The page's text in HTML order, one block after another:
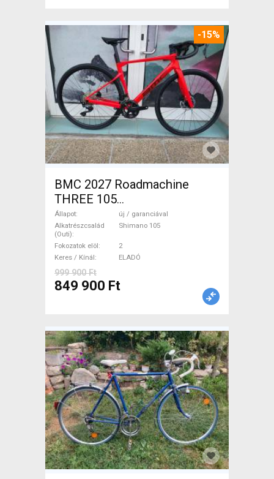
-15%
BMC 2027 Roadmachine
THREE 105
(47,51,54,56,58,61) Országúti
Shimano 105 tárcsafék új /
garanciával ELADÓ
Állapot
új / garanciával
Alkatrészcsalád
(Outi)
Shimano 105
Fokozatok elöl
2
Keres / Kínál
ELADÓ
999 900 Ft
849 900 Ft